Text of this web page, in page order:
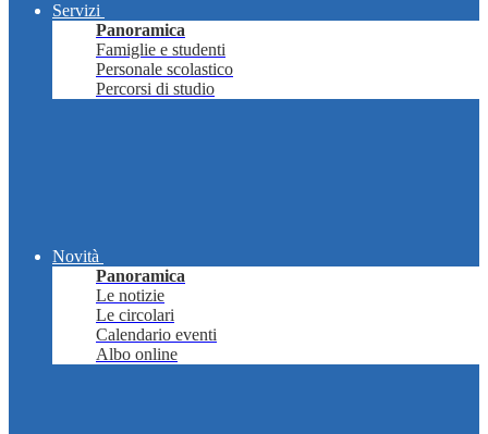
Servizi
Panoramica
Famiglie e studenti
Personale scolastico
Percorsi di studio
Novità
Panoramica
Le notizie
Le circolari
Calendario eventi
Albo online